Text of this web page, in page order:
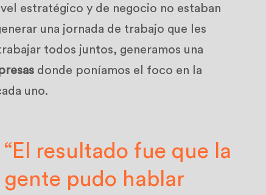
estratégico y de negocio no estaban
una jornada de trabajo que les
todos juntos, generamos una
donde poníamos el foco en la
uno.
“El resultado fue que la
gente pudo hablar